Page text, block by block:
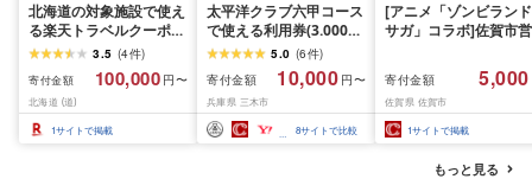
北海道の対象施設で使え
る楽天トラベルクーポン
寄付額100,000円
3.5 (4件)
寄付金額 100,000 円〜
北海道 (道)
1サイトで掲載
太平洋クラブ六甲コース
で使える利用券(3.000円
分)
5.0 (6件)
寄付金額
10,000 円〜
兵庫県 三木市
8サイトで比較
[アニメ「ゾンビランド
サガ」コラボ]佐賀市営
寄付金額 5,000
佐賀県 佐賀市
1サイトで掲載
もっと見る